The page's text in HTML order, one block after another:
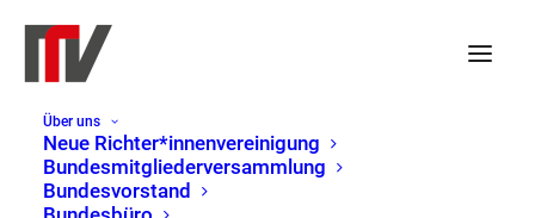
Über uns
Neue Richter*innenvereinigung
Bundesmitgliederversammlung
Bundesvorstand
Rettet den (Pakt für den)
Rechtsstaat!